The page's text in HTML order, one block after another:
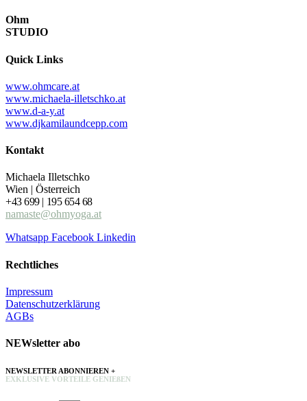
Ohm
STUDIO
Quick Links
www.ohmcare.at
www.michaela-illetschko.at
www.d-a-y.at
www.djkamilaundcepp.com
Kontakt
Michaela Illetschko
Wien | Österreich
+43 699 | 195 654 68
namaste@ohmyoga.at
Whatsapp Facebook Linkedin
Rechtliches
Impressum
Datenschutzerklärung
AGBs
NEWsletter abo
NEWSLETTER ABONNIEREN +
EXKLUSIVE VORTEILE GENIEßEN